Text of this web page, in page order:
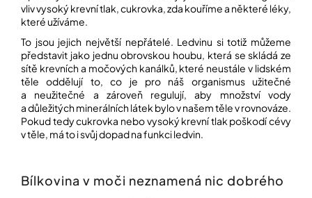
CVIČÍME
PRO
RADOST
OBJEVUJTE
TVOŘTE
NÁMI
CHYTRÝ
PRŮVODCE
vliv vysoký krevní tlak, cukrovka, zda kouříme a některé léky,
které užíváme.
To jsou jejich největší nepřátelé. Ledvinu si totiž můžeme
představit jako jednu obrovskou houbu, která se skládá ze
sítě krevních a močových kanálků, které neustále v lidském
těle oddělují to, co je pro náš organismus užitečné
a neužitečné a zároveň regulují, aby množství vody
a důležitých minerálních látek bylo v našem těle v rovnováze.
Pokud tedy cukrovka nebo vysoký krevní tlak poškodí cévy
v těle, má to i svůj dopad na funkci ledvin.
Bílkovina v moči neznamená nic dobrého
e
b
u
e
e
n